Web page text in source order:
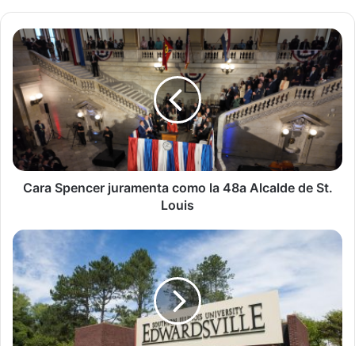
VIERNES
Cara
Spencer
juramenta
como
la
48a
Alcalde
de
St.
Louis
Cara Spencer juramenta como la 48a Alcalde de St.
Louis
Crisis
para
estudiantes
internacionales
en
St.
Louis: